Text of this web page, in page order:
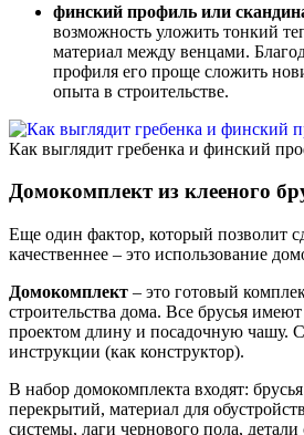
финский профиль или
возможность уложить тонкий
материал между венцами.
профиля его проще сложить
опыта в строительстве.
Как выглядит гребенка и финский
Домокомплект из клееного
Еще один фактор, который позволит
качественнее – это использование
Домокомплект – это готовый
строительства дома. Все брусья
проектом длину и посадочную чашу.
инструкции (как конструктор).
В набор домокомплекта входят:
перекрытий, материал для
системы, лаги чернового пола, детали